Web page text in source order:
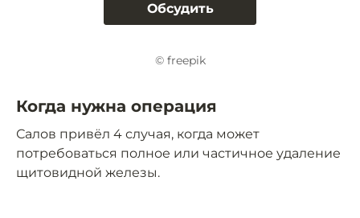
Обсудить
© freepik
Когда нужна операция
Салов привёл 4 случая, когда может
потребоваться полное или частичное удаление
щитовидной железы.